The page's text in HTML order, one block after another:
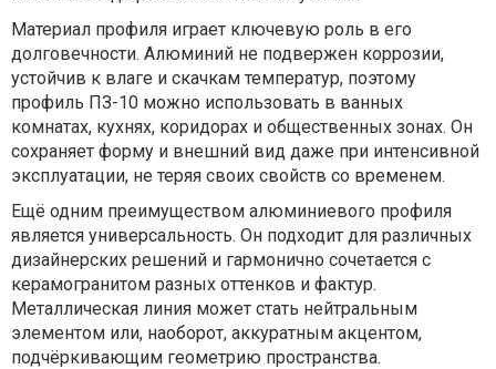
Материал профиля играет ключевую роль в его
долговечности. Алюминий не подвержен коррозии,
устойчив к влаге и скачкам температур, поэтому
профиль ПЗ-10 можно использовать в ванных
комнатах, кухнях, коридорах и общественных зонах. Он
сохраняет форму и внешний вид даже при интенсивной
эксплуатации, не теряя своих свойств со временем.
Ещё одним преимуществом алюминиевого профиля
является универсальность. Он подходит для различных
дизайнерских решений и гармонично сочетается с
керамогранитом разных оттенков и фактур.
Металлическая линия может стать нейтральным
элементом или, наоборот, аккуратным акцентом,
подчёркивающим геометрию пространства.